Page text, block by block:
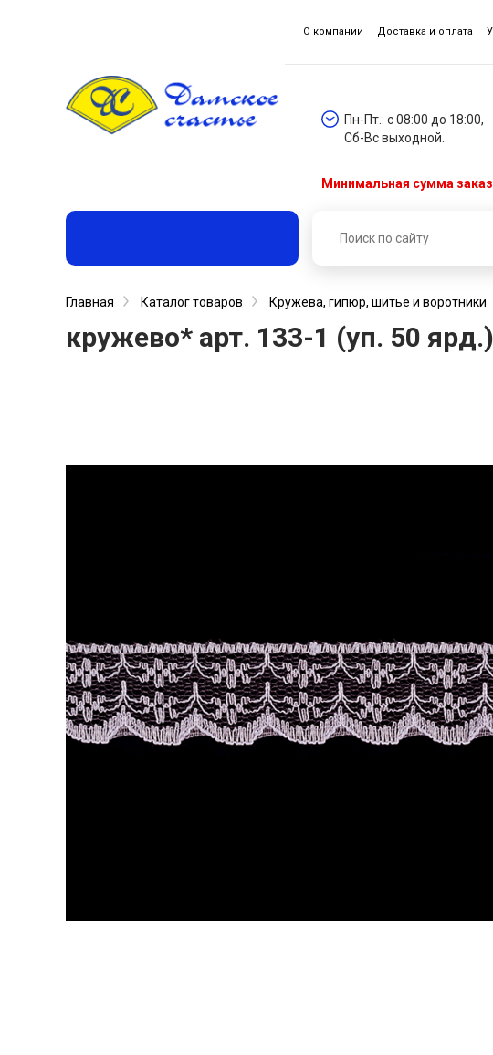
О компании Доставка и оплата
Пн-Пт.: с 08:00 до 18:00,
Сб-Вс выходной.
Минимальная сумма
Главная Каталог товаров Кружева, гипюр, шитье и воротники
кружево* арт. 133-1 (уп. 50